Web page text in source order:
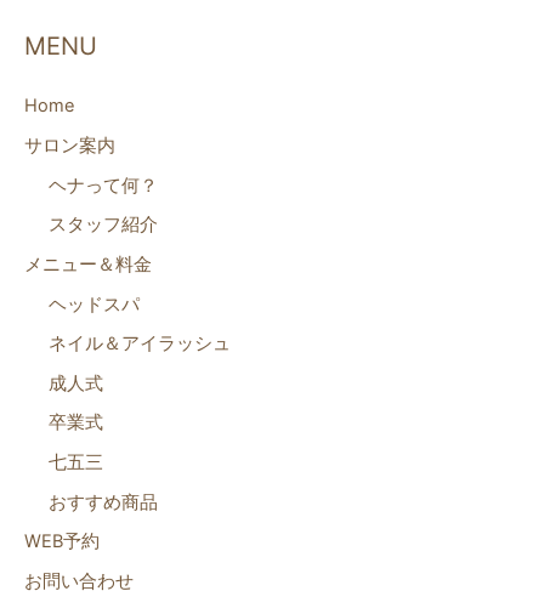
MENU
Home
サロン案内
ヘナって何？
スタッフ紹介
メニュー＆料金
ヘッドスパ
ネイル＆アイラッシュ
成人式
卒業式
七五三
おすすめ商品
WEB予約
お問い合わせ